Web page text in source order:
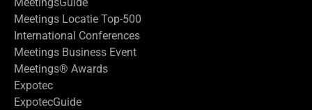
Meetings Locatie Top-500
International Conferences
Meetings Business Event
Meetings® Awards
Expotec
ExpotecGuide